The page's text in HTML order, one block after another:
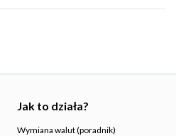
Jak to działa?
Wymiana walut (poradnik)